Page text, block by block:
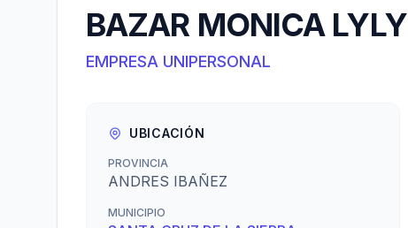
BAZAR MONICA LYLY
EMPRESA UNIPERSONAL
UBICACIÓN
PROVINCIA
ANDRES IBAÑEZ
MUNICIPIO